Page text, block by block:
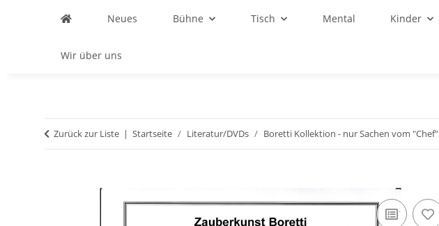
Neues Bühne Tisch Mental Kinder
Wir über uns
Zurück zur Liste Startseite Literatur/DVDs Boretti Kollektion - nur Sachen vom "Chef"